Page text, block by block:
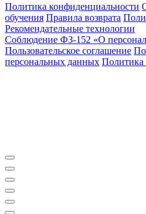
Политика конфиденциальности
обучения Правила возврата
Рекомендательные технологии
Соблюдение ФЗ-152 «О
Пользовательское соглашение
персональных данных Политика